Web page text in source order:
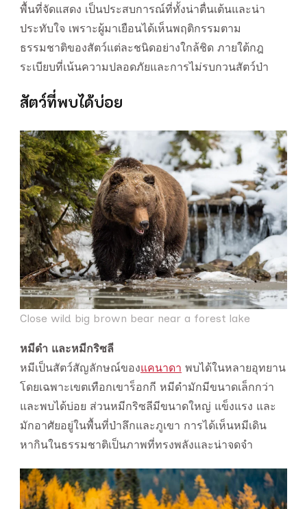
พื้นที่จัดแสดง เป็นประสบการณ์ที่ทั้งน่าตื่นเต้นและน่า
ประทับใจ เพราะผู้มาเยือนได้เห็นพฤติกรรมตาม
ธรรมชาติของสัตว์แต่ละชนิดอย่างใกล้ชิด ภายใต้กฎ
ระเบียบที่เน้นความปลอดภัยและการไม่รบกวนสัตว์ป่า
สัตว์ที่พบได้บ่อย
Close wild big brown bear near a forest lake
หมีดำ และหมีกริซลี
หมีเป็นสัตว์สัญลักษณ์ของแคนาดา พบได้ในหลายอุทยาน
โดยเฉพาะเขตเทือกเขาร็อกกี หมีดำมักมีขนาดเล็กกว่า
และพบได้บ่อย ส่วนหมีกริซลีมีขนาดใหญ่ แข็งแรง และ
มักอาศัยอยู่ในพื้นที่ป่าลึกและภูเขา การได้เห็นหมีเดิน
หากินในธรรมชาติเป็นภาพที่ทรงพลังและน่าจดจำ